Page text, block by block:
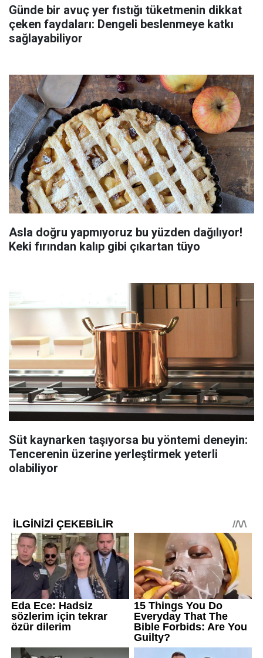
Günde bir avuç yer fıstığı tüketmenin dikkat
çeken faydaları: Dengeli beslenmeye katkı
sağlayabiliyor
Asla doğru yapmıyoruz bu yüzden dağılıyor!
Keki fırından kalıp gibi çıkartan tüyo
Süt kaynarken taşıyorsa bu yöntemi deneyin:
Tencerenin üzerine yerleştirmek yeterli
olabiliyor